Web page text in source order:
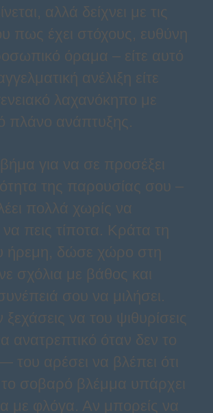
αλλά δείχνει με τις
πως έχει στόχους, ευθύνη
όραμα – είτε αυτό
ανέλιξη είτε
λαχανόκηπο με
πλάνο ανάπτυξης.
για να σε προσέξει
της παρουσίας σου –
πολλά χωρίς να
να πεις τίποτα. Κράτα τη
ήρεμη, δώσε χώρο στη
σχόλια με βάθος και
σου να μιλήσει.
να του ψιθυρίσεις
ανατρεπτικό όταν δεν το
του αρέσει να βλέπει ότι
σοβαρό βλέμμα υπάρχει
με φλόγα. Αν μπορείς να